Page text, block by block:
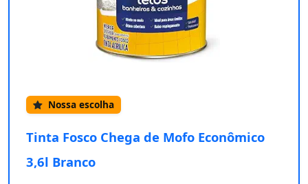
Nossa escolha
Tinta Fosco Chega de Mofo Econômico
3,6l Branco